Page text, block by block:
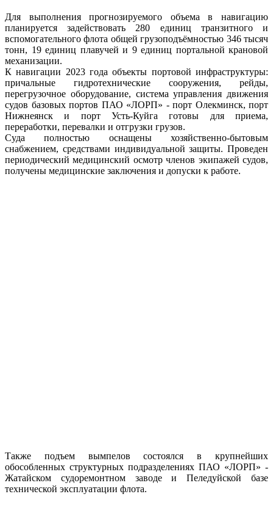
Для выполнения прогнозируемого объема в навигацию
планируется задействовать 280 единиц транзитного и
вспомогательного флота общей грузоподъёмностью 346 тысяч
тонн, 19 единиц плавучей и 9 единиц портальной крановой
механизации.
К навигации 2023 года объекты портовой инфраструктуры:
причальные гидротехнические сооружения, рейды,
перегрузочное оборудование, система управления движения
судов базовых портов ПАО «ЛОРП» - порт Олекминск, порт
Нижнеянск и порт Усть-Куйга готовы для приема,
переработки, перевалки и отгрузки грузов.
Суда полностью оснащены хозяйственно-бытовым
снабжением, средствами индивидуальной защиты. Проведен
периодический медицинский осмотр членов экипажей судов,
получены медицинские заключения и допуски к работе.
Также подъем вымпелов состоялся в крупнейших
обособленных структурных подразделениях ПАО «ЛОРП» -
Жатайском судоремонтном заводе и Пеледуйской базе
технической эксплуатации флота.